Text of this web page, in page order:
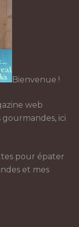
Bienvenue !
web
gourmandes, ici
pour épater
et mes